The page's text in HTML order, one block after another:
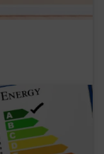
aan een